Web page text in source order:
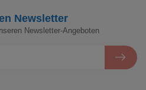
Newsletter
Newsletter-Angeboten